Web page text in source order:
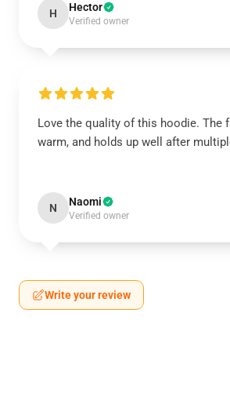
H Hector
Verified owner
Love the quality of this hoodie. The
warm, and holds up well after
N Naomi
Verified owner
Write your review